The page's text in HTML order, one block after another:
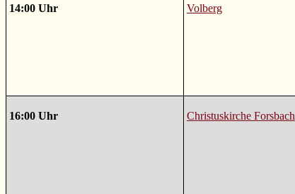
14:00 Uhr Volberg
16:00 Uhr Christuskirche Forsbach